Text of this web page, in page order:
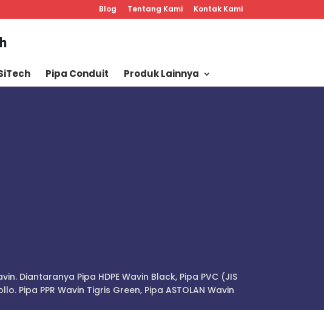
Blog Tentang Kami Kontak Kami
Pipa Conduit Produk Lainnya
Diantaranya Pipa HDPE Wavin Black, Pipa PVC (JIS
Pipa PPR Wavin Tigris Green, Pipa ASTOLAN Wavin